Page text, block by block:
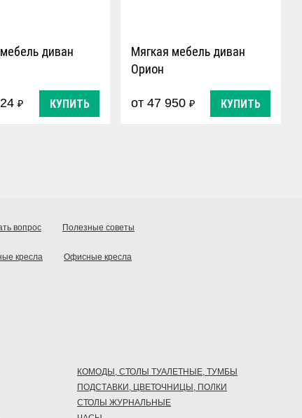
диван
₽ КУПИТЬ
Мягкая мебель диван
Орион
от 47 950 ₽ КУПИТЬ
вопрос Полезные советы
кресла
Офисные кресла
КОМОДЫ, СТОЛЫ ТУАЛЕТНЫЕ, ТУМБЫ
ПОДСТАВКИ, ЦВЕТОЧНИЦЫ, ПОЛКИ
СТОЛЫ ЖУРНАЛЬНЫЕ